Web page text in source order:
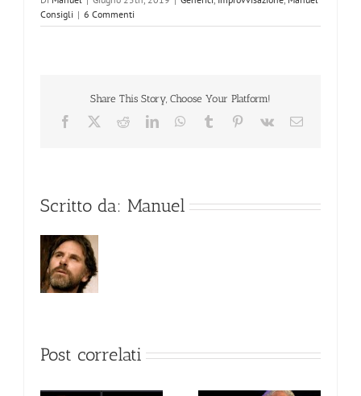
Consigli | 6 Commenti
Share This Story, Choose Your Platform!
Facebook RedditLinkedInWhatsApp
Tumblr Pinterest
Vk Email
Scritto da: Manuel
Post correlati